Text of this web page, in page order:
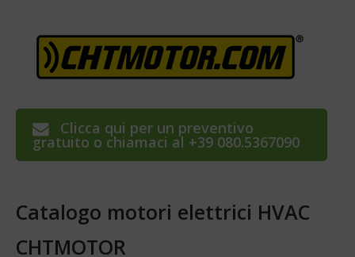
Clicca qui per un preventivo
gratuito o chiamaci al +39 080.5367090
Catalogo motori elettrici HVAC
CHTMOTOR